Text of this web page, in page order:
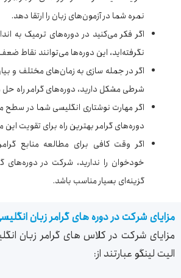
نمره شما در آزمون‌های زبان را ارتقا دهد.
اگر فکر می‌کنید در دوره‌های ترمیک به
نگرفته‌اید، این دوره‌ها می‌توانند نقاط
اگر در جمله سازی به زمان‌های مختلف و
شرطی مشکل دارید، دوره‌های گرامر راه
اگر مهارت نوشتاری انگلیسی شما در
دوره‌های گرامر بهترین راه برای تقویت
اگر وقت کافی برای مطالعه منابع
خودخوان را ندارید، شرکت در دوره‌های
گزینه‌ای بسیار مناسب باشد.
مزایای شرکت در دوره های گرامر زبان
مزایای شرکت در کلاس های گرامر زبان
الیت لینگو عبارتند از: